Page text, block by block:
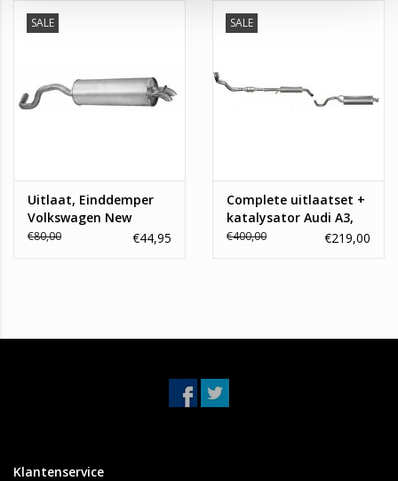
SALE
Uitlaat, Einddemper
Volkswagen New
Beetle, Golf IV, Audi
€80,00 €44,95
SALE
Complete uitlaatset +
katalysator Audi A3,
Seat Leon, Toledo II,
€400,00 €219,00
Klantenservice